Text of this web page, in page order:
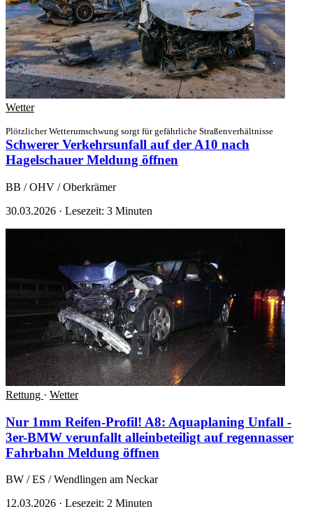
Wetter
Plötzlicher Wetterumschwung sorgt für gefährliche Straßenverhältnisse
Schwerer Verkehrsunfall auf der A10 nach
Hagelschauer Meldung öffnen
BB / OHV / Oberkrämer
30.03.2026 · Lesezeit: 3 Minuten
Rettung · Wetter
Nur 1mm Reifen-Profil! A8: Aquaplaning Unfall -
3er-BMW verunfallt alleinbeteiligt auf regennasser
Fahrbahn Meldung öffnen
BW / ES / Wendlingen am Neckar
12.03.2026 · Lesezeit: 2 Minuten